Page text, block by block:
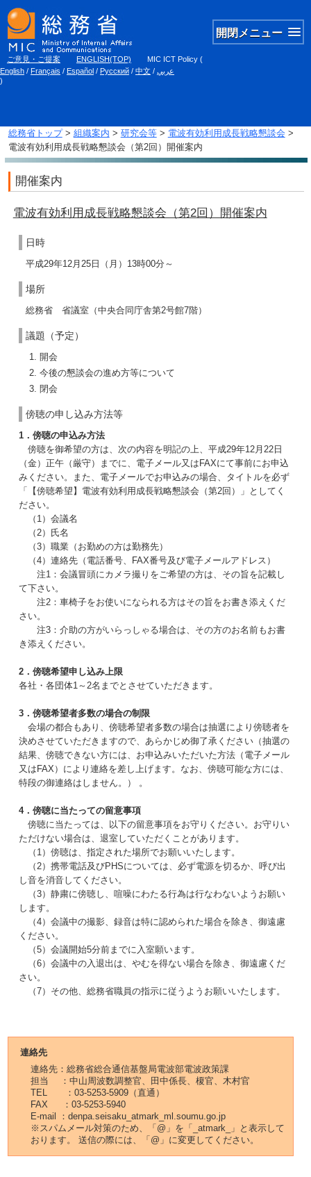
開閉メニュー
ご意見・ご提案 ENGLISH(TOP) MIC ICT Policy (
English / Français / Español / Русский / 中文 / عربي
)
総務省トップ> 組織案内 > 研究会等> 電波有効利用成長戦略懇談会 >
電波有効利用成長戦略懇談会（第2回）開催案内
開催案内
電波有効利用成長戦略懇談会（第2回）開催案内
日時
平成29年12月25日（月）13時00分～
場所
総務省 省議室（中央合同庁舎第2号館7階）
議題（予定）
開会
今後の懇談会の進め方等について
閉会
傍聴の申し込み方法等
1．傍聴の申込み方法
傍聴を御希望の方は、次の内容を明記の上、平成29年12月22日
（金）正午（厳守）までに、電子メール又はFAXにて事前にお申込
みください。また、電子メールでお申込みの場合、タイトルを必ず
「【傍聴希望】電波有効利用成長戦略懇談会（第2回）」としてく
ださい。
（1）会議名
（2）氏名
（3）職業（お勤めの方は勤務先）
（4）連絡先（電話番号、FAX番号及び電子メールアドレス）
注1：会議冒頭にカメラ撮りをご希望の方は、その旨を記載し
て下さい。
注2：車椅子をお使いになられる方はその旨をお書き添えくだ
さい。
注3：介助の方がいらっしゃる場合は、その方のお名前もお書
き添えください。
2．傍聴希望申し込み上限
各社・各団体1～2名までとさせていただきます。
3．傍聴希望者多数の場合の制限
会場の都合もあり、傍聴希望者多数の場合は抽選により傍聴者を
決めさせていただきますので、あらかじめ御了承ください（抽選の
結果、傍聴できない方には、お申込みいただいた方法（電子メール
又はFAX）により連絡を差し上げます。なお、傍聴可能な方には、
特段の御連絡はしません。） 。
4．傍聴に当たっての留意事項
傍聴に当たっては、以下の留意事項をお守りください。お守りい
ただけない場合は、退室していただくことがあります。
（1）傍聴は、指定された場所でお願いいたします。
（2）携帯電話及びPHSについては、必ず電源を切るか、呼び出
し音を消音してください。
（3）静粛に傍聴し、喧噪にわたる行為は行なわないようお願い
します。
（4）会議中の撮影、録音は特に認められた場合を除き、御遠慮
ください。
（5）会議開始5分前までに入室願います。
（6）会議中の入退出は、やむを得ない場合を除き、御遠慮くだ
さい。
（7）その他、総務省職員の指示に従うようお願いいたします。
連絡先
連絡先：総務省総合通信基盤局電波部電波政策課
担当 ：中山周波数調整官、田中係長、榎官、木村官
TEL ：03-5253-5909（直通）
FAX ：03-5253-5940
E-mail ：denpa.seisaku_atmark_ml.soumu.go.jp
※スパムメール対策のため、「@」を「_atmark_」と表示して
おります。 送信の際には、「@」に変更してください。